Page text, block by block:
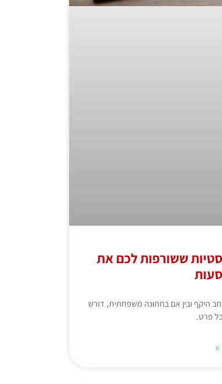
לוגיסטיות ששורפות לכם את
היקף ובין אם בחתונה משפחתית, דורש
פרט.